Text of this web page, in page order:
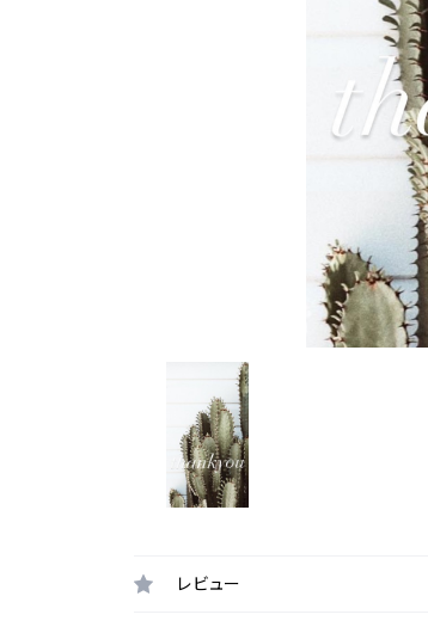
レビュー